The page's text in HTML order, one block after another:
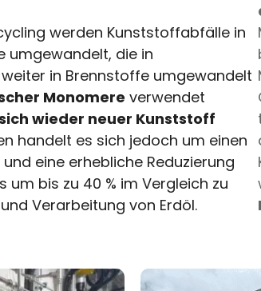
werden Kunststoffabfälle in
umgewandelt, die in
in Brennstoffe umgewandelt
Monomere verwendet
wieder neuer Kunststoff
handelt es sich jedoch um einen
eine erhebliche Reduzierung
bis zu 40 % im Vergleich zu
Verarbeitung von Erdöl.